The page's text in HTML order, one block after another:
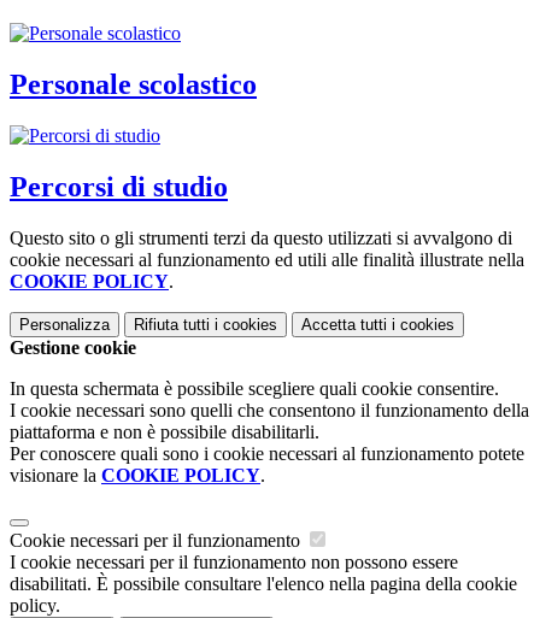
Personale scolastico
Percorsi di studio
Questo sito o gli strumenti terzi da questo utilizzati si avvalgono di
cookie necessari al funzionamento ed utili alle finalità illustrate nella
COOKIE POLICY.
Personalizza Rifiuta tutti i cookies Accetta tutti i cookies
Gestione cookie
In questa schermata è possibile scegliere quali cookie consentire.
I cookie necessari sono quelli che consentono il funzionamento della
piattaforma e non è possibile disabilitarli.
Per conoscere quali sono i cookie necessari al funzionamento potete
visionare la COOKIE POLICY.
Cookie necessari per il funzionamento
I cookie necessari per il funzionamento non possono essere
disabilitati. È possibile consultare l'elenco nella pagina della cookie
policy.